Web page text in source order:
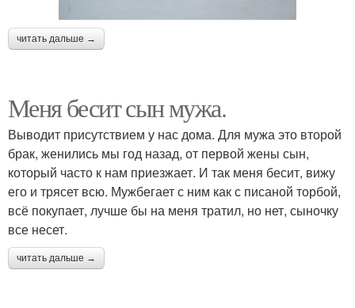
читать дальше →
Меня бесит сын мужа.
Выводит присутствием у нас дома. Для мужа это второй
брак, женились мы год назад, от первой жены сын,
который часто к нам приезжает. И так меня бесит, вижу
его и трясет всю. Мужбегает с ним как с писаной торбой,
всё покупает, лучше бы на меня тратил, но нет, сыночку
все несет.
читать дальше →